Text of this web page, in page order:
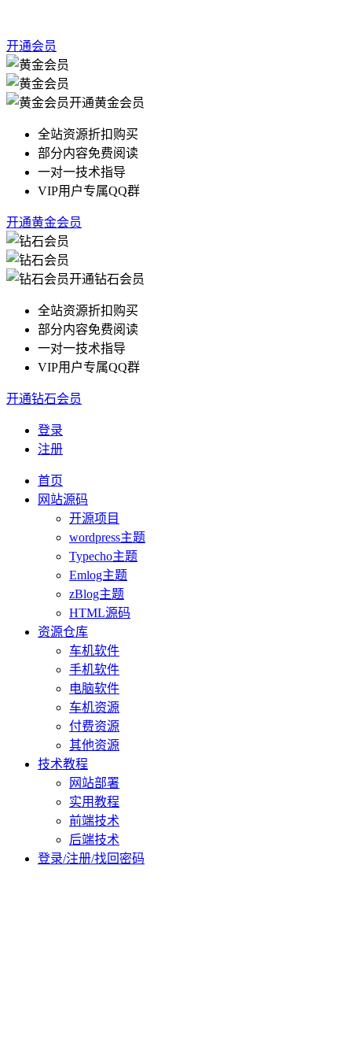
开通会员
开通黄金会员
全站资源折扣购买
部分内容免费阅读
一对一技术指导
VIP用户专属QQ群
开通黄金会员
开通钻石会员
全站资源折扣购买
部分内容免费阅读
一对一技术指导
VIP用户专属QQ群
开通钻石会员
登录
注册
首页
网站源码
开源项目
wordpress主题
Typecho主题
Emlog主题
zBlog主题
HTML源码
资源仓库
车机软件
手机软件
电脑软件
车机资源
付费资源
其他资源
技术教程
网站部署
实用教程
前端技术
后端技术
登录/注册/找回密码